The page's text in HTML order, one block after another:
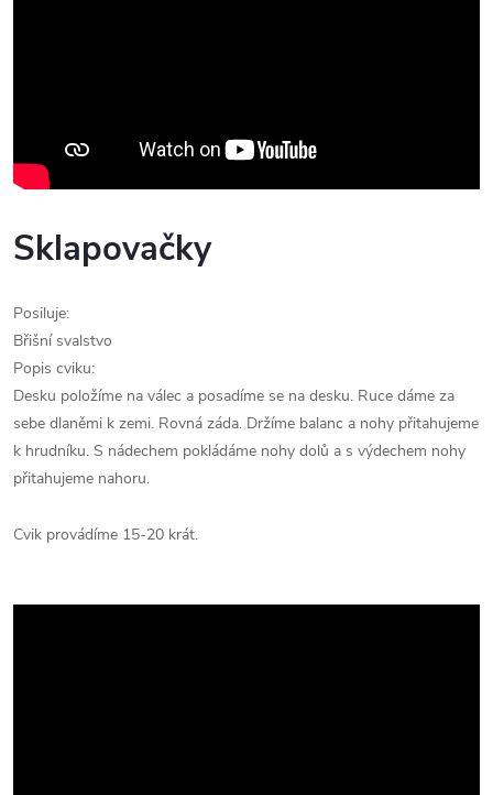
Sklapovačky
Posiluje:
Břišní svalstvo
Popis cviku:
Desku položíme na válec a posadíme se na desku. Ruce dáme za
sebe dlaněmi k zemi. Rovná záda. Držíme balanc a nohy přitahujeme
k hrudníku. S nádechem pokládáme nohy dolů a s výdechem nohy
přitahujeme nahoru.
Cvik provádíme 15-20 krát.